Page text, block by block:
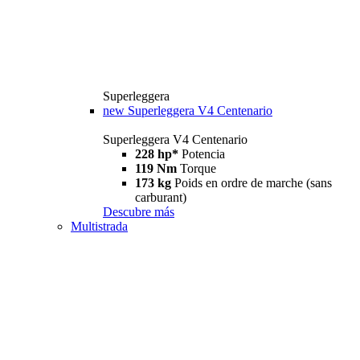
Superleggera
new Superleggera V4 Centenario
Superleggera V4 Centenario
228 hp* Potencia
119 Nm Torque
173 kg Poids en ordre de marche (sans
carburant)
Descubre más
Multistrada